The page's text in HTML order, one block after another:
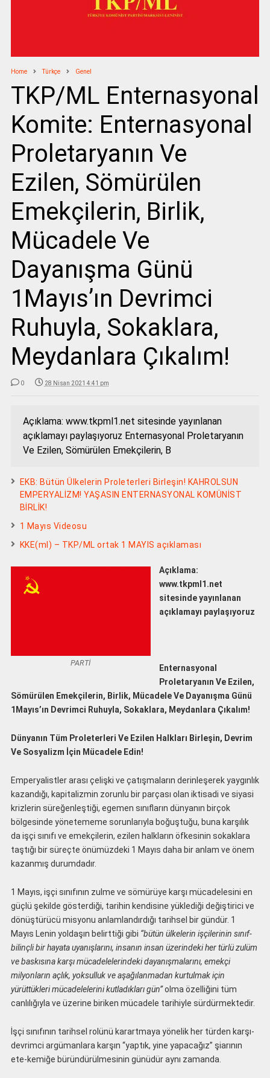
Home Türkçe Genel
TKP/ML Enternasyonal
Komite: Enternasyonal
Proletaryanın Ve
Ezilen, Sömürülen
Emekçilerin, Birlik,
Mücadele Ve
Dayanışma Günü
1Mayıs’ın Devrimci
Ruhuyla, Sokaklara,
Meydanlara Çıkalım!
0 28 Nisan 2021 4:41 pm
Açıklama: www.tkpml1.net sitesinde yayınlanan
açıklamayı paylaşıyoruz Enternasyonal Proletaryanın
Ve Ezilen, Sömürülen Emekçilerin, B
EKB: Bütün Ülkelerin Proleterleri Birleşin! KAHROLSUN
EMPERYALİZM! YAŞASIN ENTERNASYONAL KOMÜNİST
BİRLİK!
1 Mayıs Videosu
KKE(ml) – TKP/ML ortak 1 MAYIS açıklaması
PARTİ
Açıklama:
www.tkpml1.net
sitesinde yayınlanan
açıklamayı paylaşıyoruz
Enternasyonal
Proletaryanın Ve Ezilen,
Sömürülen Emekçilerin, Birlik, Mücadele Ve Dayanışma Günü
1Mayıs’ın Devrimci Ruhuyla, Sokaklara, Meydanlara Çıkalım!
Dünyanın Tüm Proleterleri Ve Ezilen Halkları Birleşin, Devrim
Ve Sosyalizm İçin Mücadele Edin!
Emperyalistler arası çelişki ve çatışmaların derinleşerek yaygınlık
kazandığı, kapitalizmin zorunlu bir parçası olan iktisadi ve siyasi
krizlerin süreğenleştiği, egemen sınıfların dünyanın birçok
bölgesinde yönetememe sorunlarıyla boğuştuğu, buna karşılık
da işçi sınıfı ve emekçilerin, ezilen halkların öfkesinin sokaklara
taştığı bir süreçte önümüzdeki 1 Mayıs daha bir anlam ve önem
kazanmış durumdadır.
1 Mayıs, işçi sınıfının zulme ve sömürüye karşı mücadelesini en
güçlü şekilde gösterdiği, tarihin kendisine yüklediği değiştirici ve
dönüştürücü misyonu anlamlandırdığı tarihsel bir gündür. 1
Mayıs Lenin yoldaşın belirttiği gibi “bütün ülkelerin işçilerinin sınıf-
bilinçli bir hayata uyanışlarını, insanın insan üzerindeki her türlü zulüm
ve baskısına karşı mücadelelerindeki dayanışmalarını, emekçi
milyonların açlık, yoksulluk ve aşağılanmadan kurtulmak için
yürüttükleri mücadelelerini kutladıkları gün”olma özelliğini tüm
canlılığıyla ve üzerine biriken mücadele tarihiyle sürdürmektedir.
İşçi sınıfının tarihsel rolünü karartmaya yönelik her türden karşı-
devrimci argümanlara karşın “yaptık, yine yapacağız” şiarının
ete-kemiğe büründürülmesinin günüdür aynı zamanda.